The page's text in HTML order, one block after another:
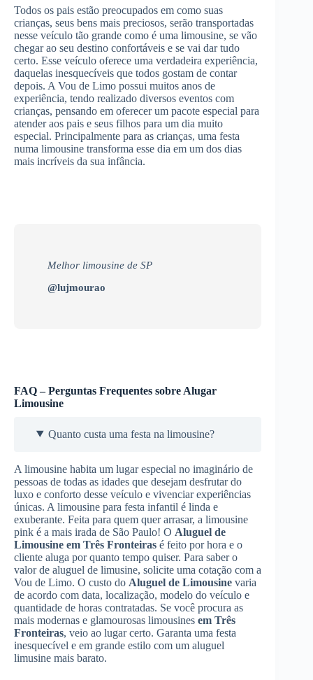
Todos os pais estão preocupados em como suas
crianças, seus bens mais preciosos, serão transportadas
nesse veículo tão grande como é uma limousine, se vão
chegar ao seu destino confortáveis e se vai dar tudo
certo. Esse veículo oferece uma verdadeira experiência,
daquelas inesquecíveis que todos gostam de contar
depois. A Vou de Limo possui muitos anos de
experiência, tendo realizado diversos eventos com
crianças, pensando em oferecer um pacote especial para
atender aos pais e seus filhos para um dia muito
especial. Principalmente para as crianças, uma festa
numa limousine transforma esse dia em um dos dias
mais incríveis da sua infância.
Melhor limousine de SP
@lujmourao
FAQ – Perguntas Frequentes sobre Alugar
Limousine
Quanto custa uma festa na limousine?
A limousine habita um lugar especial no imaginário de
pessoas de todas as idades que desejam desfrutar do
luxo e conforto desse veículo e vivenciar experiências
únicas. A limousine para festa infantil é linda e
exuberante. Feita para quem quer arrasar, a limousine
pink é a mais irada de São Paulo! O Aluguel de
Limousine em Três Fronteiras é feito por hora e o
cliente aluga por quanto tempo quiser. Para saber o
valor de aluguel de limusine, solicite uma cotação com a
Vou de Limo. O custo do Aluguel de Limousine varia
de acordo com data, localização, modelo do veículo e
quantidade de horas contratadas. Se você procura as
mais modernas e glamourosas limousines em Três
Fronteiras, veio ao lugar certo. Garanta uma festa
inesquecível e em grande estilo com um aluguel
limusine mais barato.